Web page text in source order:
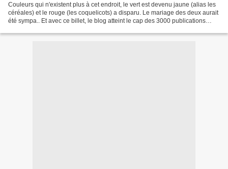
Couleurs qui n'existent plus à cet endroit, le vert est devenu jaune (alias les
céréales) et le rouge (les coquelicots) a disparu. Le mariage des deux aurait
été sympa.. Et avec ce billet, le blog atteint le cap des 3000 publications